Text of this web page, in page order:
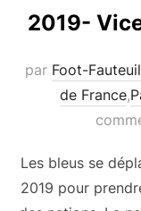
2019-
par Foot-
de France,
Les bleus se
2019 pour